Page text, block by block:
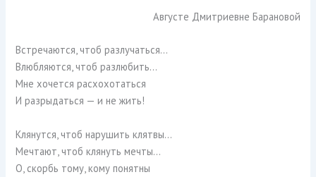
Августе Дмитриевне Барановой
Встречаются, чтоб разлучаться…
Влюбляются, чтоб разлюбить…
Мне хочется расхохотаться
И разрыдаться — и не жить!
Клянутся, чтоб нарушить клятвы…
Мечтают, чтоб клянуть мечты…
О, скорбь тому, кому понятны